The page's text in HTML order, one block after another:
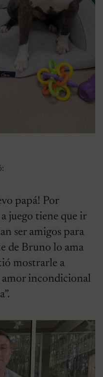
papá! Por
juego tiene que ir
ser amigos para
de Bruno lo ama
mostrarle a
amor incondicional